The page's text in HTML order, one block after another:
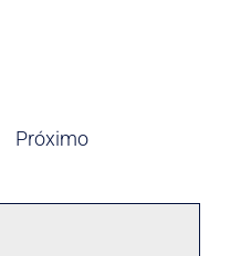
Próximo